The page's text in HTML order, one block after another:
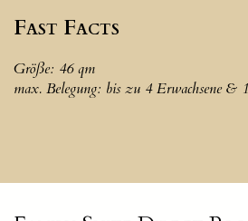
Fast Facts
Größe: 46 qm
max. Belegung: bis zu 4 Erwachsene &